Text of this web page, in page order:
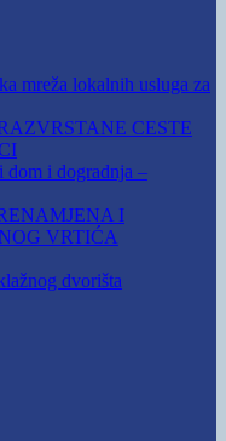
mreža lokalnih usluga za
CESTE
dom i dogradnja –
I
VRTIĆA
dvorišta